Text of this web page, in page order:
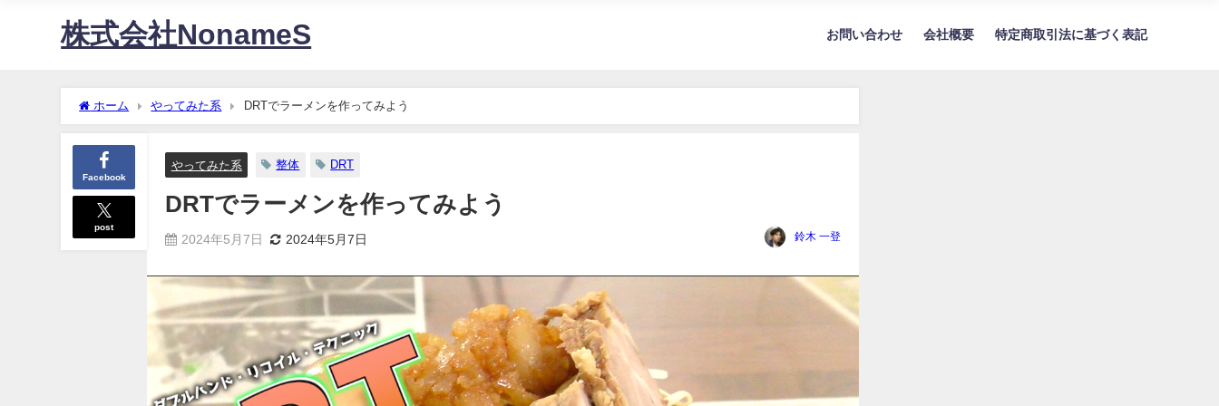
株式会社NonameS お問い合わせ 会社概要 特定商取引法に基づく表記
ホーム やってみた系 DRTでラーメンを作ってみよう
Facebook
post
やってみた系 整体 DRT
DRTでラーメンを作ってみよう
2024年5月7日 2024年5月7日 鈴木 一登